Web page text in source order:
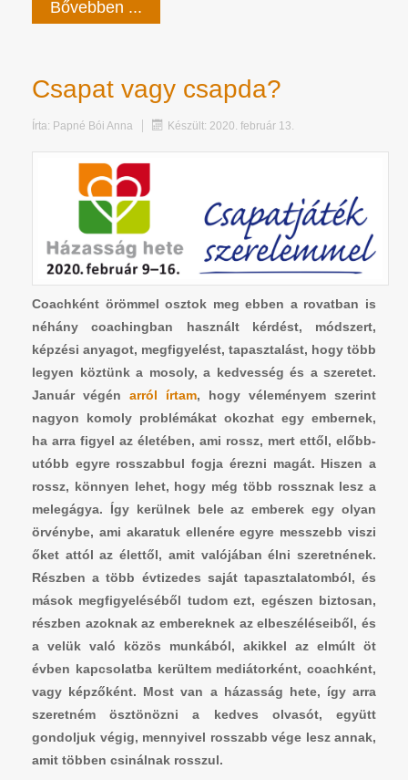
Bővebben ...
Csapat vagy csapda?
Írta: Papné Bói Anna Készült: 2020. február 13.
Coachként örömmel osztok meg ebben a rovatban is
néhány coachingban használt kérdést, módszert,
képzési anyagot, megfigyelést, tapasztalást, hogy több
legyen köztünk a mosoly, a kedvesség és a szeretet.
Január végén arról írtam, hogy véleményem szerint
nagyon komoly problémákat okozhat egy embernek,
ha arra figyel az életében, ami rossz, mert ettől, előbb-
utóbb egyre rosszabbul fogja érezni magát. Hiszen a
rossz, könnyen lehet, hogy még több rossznak lesz a
melegágya. Így kerülnek bele az emberek egy olyan
örvénybe, ami akaratuk ellenére egyre messzebb viszi
őket attól az élettől, amit valójában élni szeretnének.
Részben a több évtizedes saját tapasztalatomból, és
mások megfigyeléséből tudom ezt, egészen biztosan,
részben azoknak az embereknek az elbeszéléseiből, és
a velük való közös munkából, akikkel az elmúlt öt
évben kapcsolatba kerültem mediátorként, coachként,
vagy képzőként. Most van a házasság hete, így arra
szeretném ösztönözni a kedves olvasót, együtt
gondoljuk végig, mennyivel rosszabb vége lesz annak,
amit többen csinálnak rosszul.